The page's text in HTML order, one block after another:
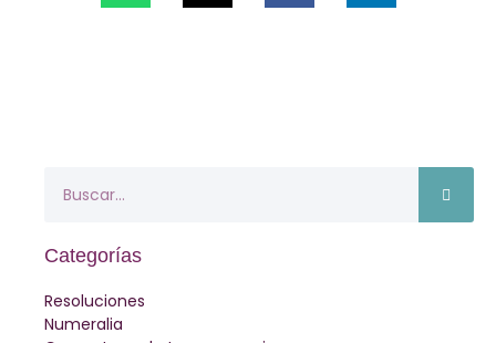
Categorías
Resoluciones
Numeralia